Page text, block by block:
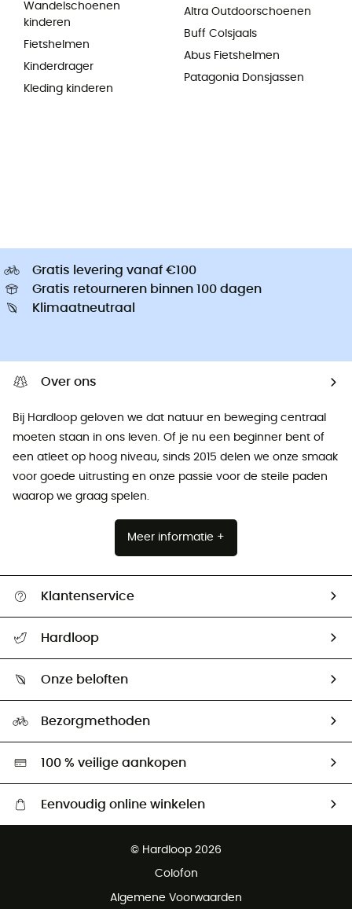
Wandelschoenen
kinderen
Fietshelmen
Kinderdrager
Kleding kinderen
Altra Outdoorschoenen
Buff Colsjaals
Abus Fietshelmen
Patagonia Donsjassen
Gratis levering vanaf €100
Gratis retourneren binnen 100 dagen
Klimaatneutraal
Over ons
Bij Hardloop geloven we dat natuur en beweging centraal
moeten staan ​​in ons leven. Of je nu een beginner bent of
een atleet op hoog niveau, sinds 2015 delen we onze smaak
voor goede uitrusting en onze passie voor de steile paden
waarop we graag spelen.
Meer informatie +
Klantenservice
Mijn zending volgen
Retourzendingen & Terugbetalingen
Hardloop
Ambassadeurs
Onze beloften
Hardgreen
Bezorgmethoden
100 % veilige aankopen
Eenvoudig online winkelen
Gratis retourneren binnen 100 dagen
© Hardloop 2026
Colofon
Algemene Voorwaarden